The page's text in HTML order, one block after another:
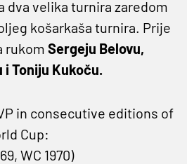
dva velika turnira zaredom
košarkaša turnira. Prije
rukom Sergeju Belovu,
i Toniju Kukoču.
in consecutive editions of
Cup:
WC 1970)